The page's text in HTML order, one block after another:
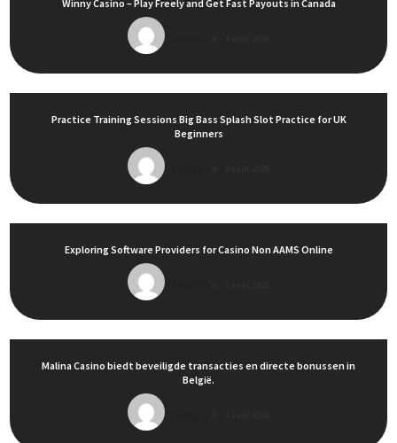
Winny Casino – Play Freely and Get Fast Payouts in Canada
Practice Training Sessions Big Bass Splash Slot Practice for UK
Beginners
Exploring Software Providers for Casino Non AAMS Online
Malina Casino biedt beveiligde transacties en directe bonussen in
België.